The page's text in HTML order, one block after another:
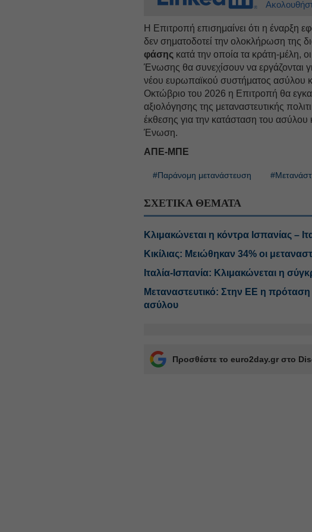
Η Επιτροπή επισημαίνει ότι η έναρξη
δεν σηματοδοτεί την ολοκλήρωση της
φάσης κατά την οποία τα κράτη-μέλη,
Ένωσης θα συνεχίσουν να εργάζονται
νέου ευρωπαϊκού συστήματος ασύλου
Οκτώβριο του 2026 η Επιτροπή θα
αξιολόγησης της μεταναστευτικής
έκθεσης για την κατάσταση του
Ένωση.
ΑΠΕ-ΜΠΕ
#Παράνομη μετανάστευση
ΣΧΕΤΙΚΑ ΘΕΜΑΤΑ
Κλιμακώνεται η κόντρα Ισπανίας –
Κικίλιας: Μειώθηκαν 34% οι
Ιταλία-Ισπανία: Κλιμακώνεται η
Μεταναστευτικό: Στην ΕΕ η
ασύλου
Προσθέστε το euro2day.gr στο